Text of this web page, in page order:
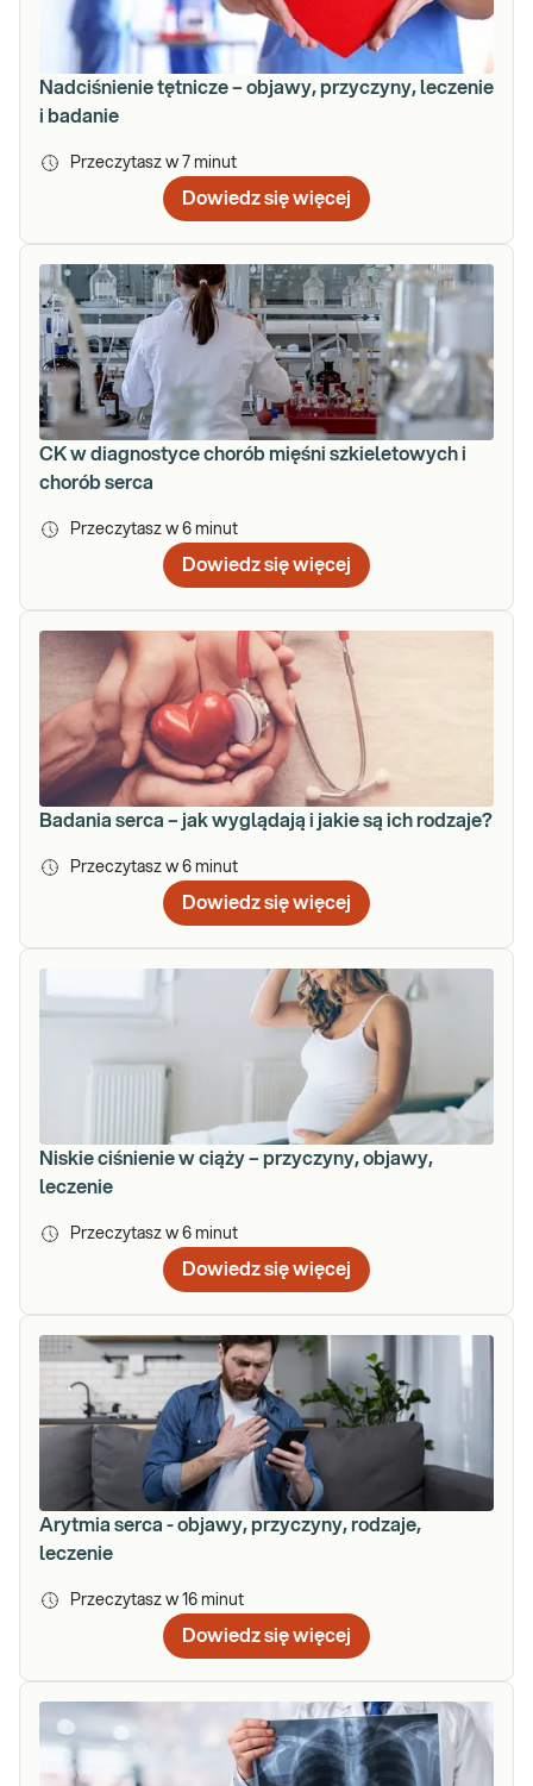
Nadciśnienie tętnicze – objawy, przyczyny, leczenie
i badanie
Przeczytasz w 7 minut
Dowiedz się więcej
CK w diagnostyce chorób mięśni szkieletowych i
chorób serca
Przeczytasz w 6 minut
Dowiedz się więcej
Badania serca – jak wyglądają i jakie są ich rodzaje?
Przeczytasz w 6 minut
Dowiedz się więcej
Niskie ciśnienie w ciąży – przyczyny, objawy,
leczenie
Przeczytasz w 6 minut
Dowiedz się więcej
Arytmia serca - objawy, przyczyny, rodzaje,
leczenie
Przeczytasz w 16 minut
Dowiedz się więcej